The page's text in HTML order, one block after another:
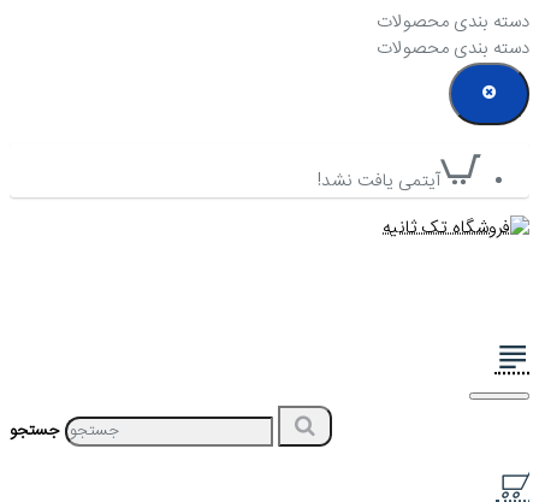
دسته بندی محصولات
دسته بندی محصولات
آیتمی یافت نشد!
جستجو